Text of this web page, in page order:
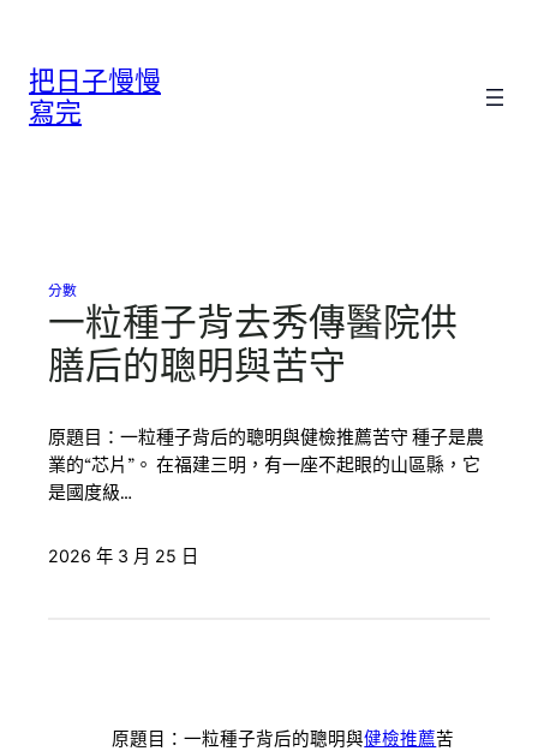
把日子慢慢
寫完
分數
一粒種子背去秀傳醫院供
膳后的聰明與苦守
原題目：一粒種子背后的聰明與健檢推薦苦守 種子是農
業的“芯片”。 在福建三明，有一座不起眼的山區縣，它
是國度級…
2026 年 3 月 25 日
原題目：一粒種子背后的聰明與健檢推薦苦